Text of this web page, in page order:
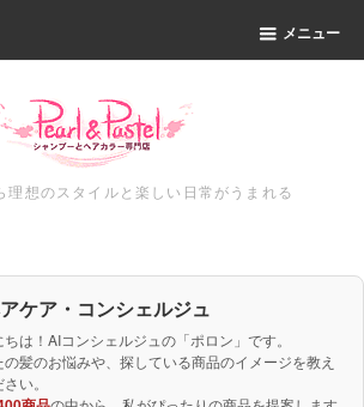
メニュー
理想のスタイルと楽しい日常がうまれる
ケア・コンシェルジュ
ちは！AIコンシェルジュの「ポロン」です。
の髪のお悩みや、探している商品のイメージを教え
い。